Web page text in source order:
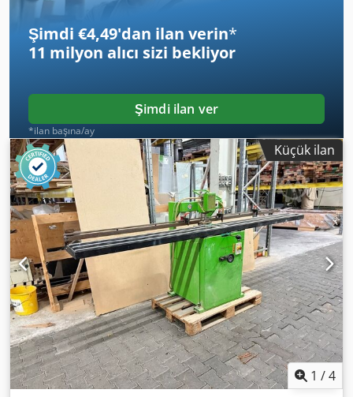
Şimdi €4,49'dan ilan verin*
11 milyon alıcı sizi bekliyor
Şimdi ilan ver
*ilan başına/ay
Küçük ilan
1 /4